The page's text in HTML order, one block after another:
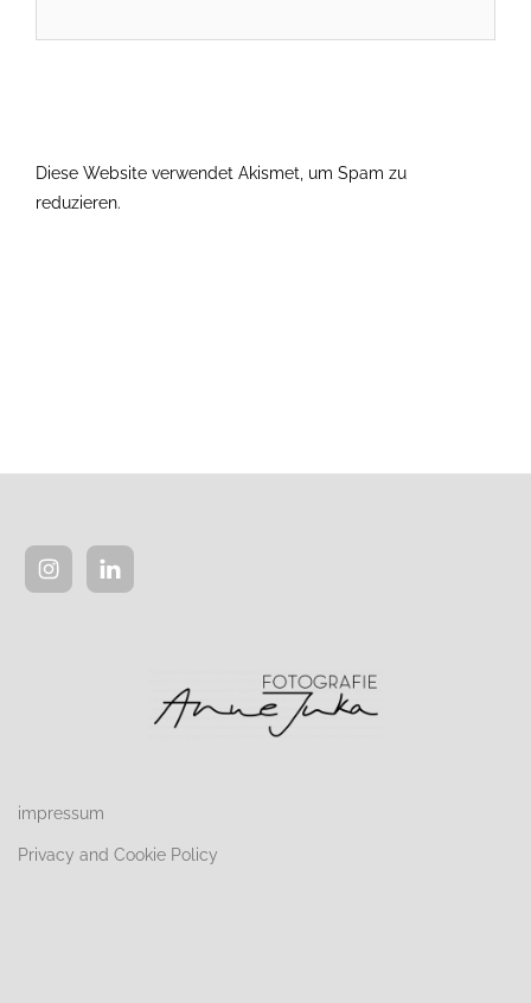
Diese Website verwendet Akismet, um Spam zu
reduzieren.
impressum
Privacy and Cookie Policy